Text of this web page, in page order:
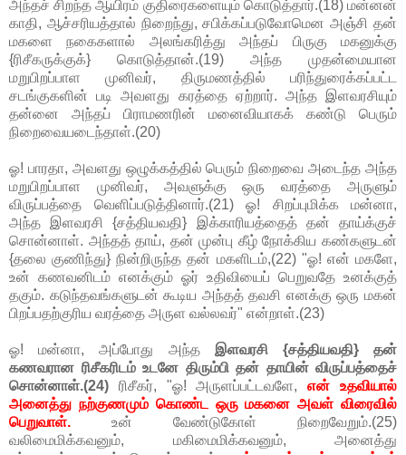
அந்தச் சிறந்த ஆயிரம் குதிரைகளையும் கொடுத்தார்.(18) மன்னன்
காதி, ஆச்சரியத்தால் நிறைந்து, சபிக்கப்படுவோமென அஞ்சி தன்
மகளை நகைகளால் அலங்கரித்து அந்தப் பிருகு மகனுக்கு
{ரிசீகருக்குக்} கொடுத்தான்.(19) அந்த முதன்மையான
மறுபிறப்பாள முனிவர், திருமணத்தில் பரிந்துரைக்கப்பட்ட
சடங்குகளின் படி அவளது கரத்தை ஏற்றார். அந்த இளவரசியும்
தன்னை அந்தப் பிராமணரின் மனைவியாகக் கண்டு பெரும்
நிறைவையடைந்தாள்.(20)
ஓ! பாரதா, அவளது ஒழுக்கத்தில் பெரும் நிறைவை அடைந்த அந்த
மறுபிறப்பாள முனிவர், அவளுக்கு ஒரு வரத்தை அருளும்
விருப்பத்தை வெளிப்படுத்தினார்.(21) ஓ! சிறப்புமிக்க மன்னா,
அந்த இளவரசி {சத்தியவதி} இக்காரியத்தைத் தன் தாய்க்குச்
சொன்னாள். அந்தத் தாய், தன் முன்பு கீழ் நோக்கிய கண்களுடன்
{தலை குணிந்து} நின்றிருந்த தன் மகளிடம்,(22) "ஓ! என் மகளே,
உன் கணவனிடம் எனக்கும் ஓர் உதிவியைப் பெறுவதே உனக்குத்
தகும். கடுந்தவங்களுடன் கூடிய அந்தத் தவசி எனக்கு ஒரு மகன்
பிறப்பதற்குரிய வரத்தை அருள வல்லவர்" என்றாள்.(23)
ஓ! மன்னா, அப்போது அந்த இளவரசி {சத்தியவதி} தன்
கணவரான ரிசீகரிடம் உடனே திரும்பி தன் தாயின் விருப்பத்தைச்
சொன்னாள்.(24) ரிசீகர், "ஓ! அருளப்பட்டவளே,என் உதவியால்
அனைத்து நற்குணமும் கொண்ட ஒரு மகனை அவள் விரைவில்
பெறுவாள். உன் வேண்டுகோள் நிறைவேறும்.(25)
வலிமைமிக்கவனும், மகிமைமிக்கவனும், அனைத்து